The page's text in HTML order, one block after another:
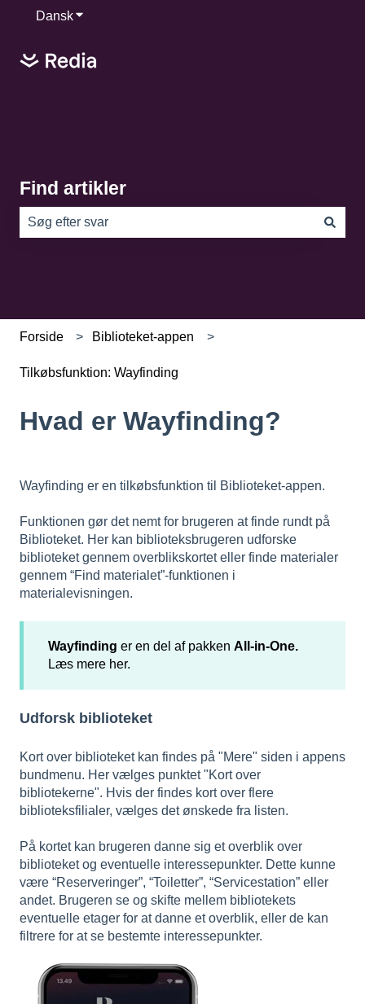
DanskVis undermenu for oversættelser
Find artikler
Forside Biblioteket-appen
Tilkøbsfunktion: Wayfinding
Hvad er Wayfinding?
Wayfinding er en tilkøbsfunktion til Biblioteket-appen.
Funktionen gør det nemt for brugeren at finde rundt på
Biblioteket. Her kan biblioteksbrugeren udforske
biblioteket gennem overblikskortet eller finde materialer
gennem “Find materialet”-funktionen i
materialevisningen.
Wayfinding er en del af pakken All-in-One.
Læs mere her.
Udforsk biblioteket
Kort over biblioteket kan findes på "Mere" siden i appens
bundmenu. Her vælges punktet "Kort over
bibliotekerne". Hvis der findes kort over flere
biblioteksfilialer, vælges det ønskede fra listen.
På kortet kan brugeren danne sig et overblik over
biblioteket og eventuelle interessepunkter. Dette kunne
være “Reserveringer”, “Toiletter”, “Servicestation” eller
andet. Brugeren se og skifte mellem bibliotekets
eventuelle etager for at danne et overblik, eller de kan
filtrere for at se bestemte interessepunkter.